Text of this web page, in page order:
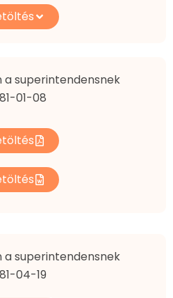
a superintendensnek
01-08
a superintendensnek
04-19